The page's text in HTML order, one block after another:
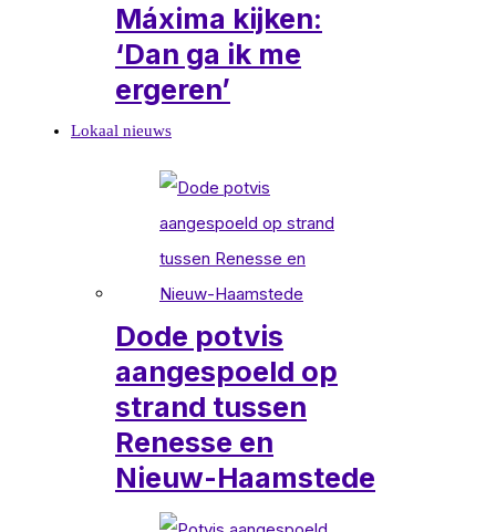
Máxima kijken:
‘Dan ga ik me
ergeren’
Lokaal nieuws
Dode potvis
aangespoeld op
strand tussen
Renesse en
Nieuw-Haamstede